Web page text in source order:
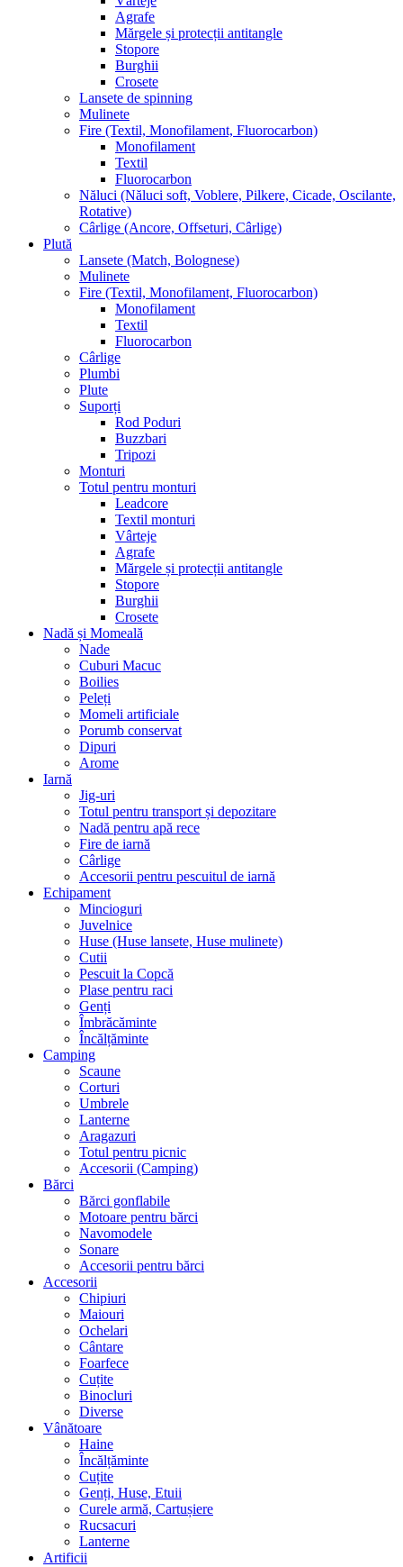
Agrafe
Mărgele și protecții antitangle
Stopore
Burghii
Crosete
Lansete de spinning
Mulinete
Fire (Textil, Monofilament, Fluorocarbon)
Monofilament
Textil
Fluorocarbon
Năluci (Năluci soft, Voblere, Pilkere, Cicade, Oscilante,
Rotative)
Cârlige (Ancore, Offseturi, Cârlige)
Plută
Lansete (Match, Bolognese)
Mulinete
Fire (Textil, Monofilament, Fluorocarbon)
Monofilament
Textil
Fluorocarbon
Cârlige
Plumbi
Plute
Suporți
Rod Poduri
Buzzbari
Tripozi
Monturi
Totul pentru monturi
Leadcore
Textil monturi
Vârteje
Agrafe
Mărgele și protecții antitangle
Stopore
Burghii
Crosete
Nadă și Momeală
Nade
Cuburi Macuc
Boilies
Peleți
Momeli artificiale
Porumb conservat
Dipuri
Arome
Iarnă
Jig-uri
Totul pentru transport și depozitare
Nadă pentru apă rece
Fire de iarnă
Cârlige
Accesorii pentru pescuitul de iarnă
Echipament
Mincioguri
Juvelnice
Huse (Huse lansete, Huse mulinete)
Cutii
Pescuit la Copcă
Plase pentru raci
Genți
Îmbrăcăminte
Încălțăminte
Camping
Scaune
Corturi
Umbrele
Lanterne
Aragazuri
Totul pentru picnic
Accesorii (Camping)
Bărci
Bărci gonflabile
Motoare pentru bărci
Navomodele
Sonare
Accesorii pentru bărci
Accesorii
Chipiuri
Maiouri
Ochelari
Cântare
Foarfece
Cuțite
Binocluri
Diverse
Vânătoare
Haine
Încălțăminte
Cuțite
Genți, Huse, Etuii
Curele armă, Cartușiere
Rucsacuri
Lanterne
Artificii